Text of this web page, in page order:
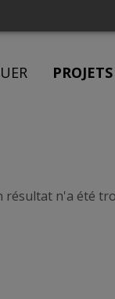
PROJETS
résultat n'a été